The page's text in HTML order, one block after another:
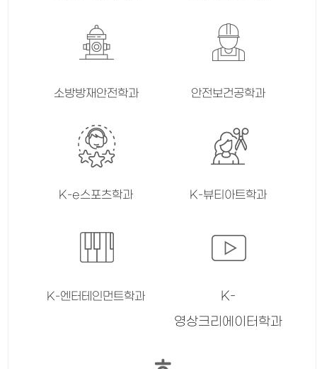
소방방재안전학과 안전보건공학과
K-e스포츠학과 K-뷰티아트학과
K-엔터테인먼트학과
K-
영상크리에이터학과